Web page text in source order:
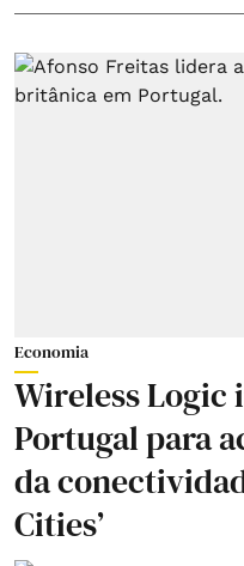
Economia
Wireless Logic
Portugal para
da
Cities’